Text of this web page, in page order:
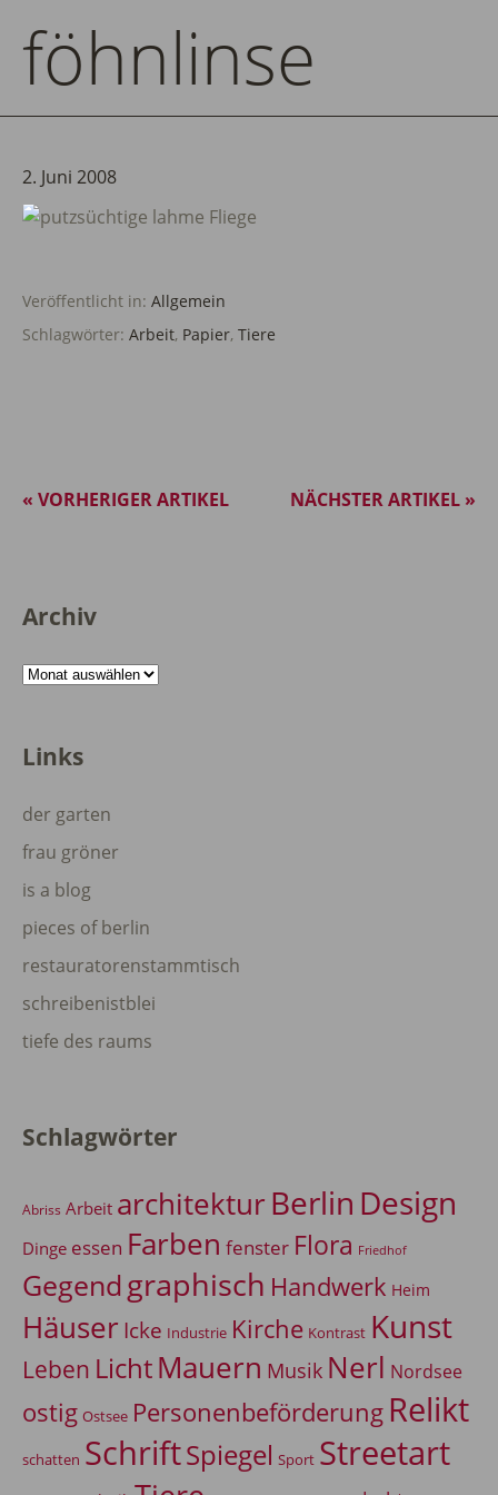
föhnlinse
2. Juni 2008
Veröffentlicht in: Allgemein
Schlagwörter: Arbeit, Papier, Tiere
NÄCHSTER ARTIKEL »
« VORHERIGER ARTIKEL
Archiv
Archiv
Links
der garten
frau gröner
is a blog
pieces of berlin
restauratorenstammtisch
schreibenistblei
tiefe des raums
Schlagwörter
Abriss Arbeit architekturBerlin Design
Dinge essen Farben fenster Flora Friedhof
Gegendgraphisch Handwerk Heim
Häuser Icke Industrie Kirche Kontrast Kunst
Leben LichtMauern Musik Nerl Nordsee
ostig Ostsee Personenbeförderung Relikt
schatten SchriftSpiegel Sport Streetart